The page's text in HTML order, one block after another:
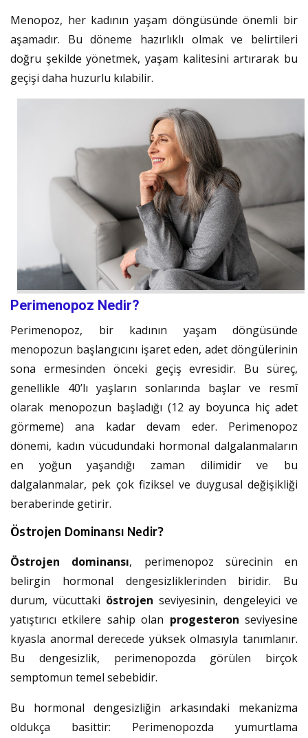
Menopoz, her kadının yaşam döngüsünde önemli bir
aşamadır. Bu döneme hazırlıklı olmak ve belirtileri
doğru şekilde yönetmek, yaşam kalitesini artırarak bu
geçişi daha huzurlu kılabilir.
Perimenopoz Nedir?
Perimenopoz, bir kadının yaşam döngüsünde
menopozun başlangıcını işaret eden, adet döngülerinin
sona ermesinden önceki geçiş evresidir. Bu süreç,
genellikle 40’lı yaşların sonlarında başlar ve resmî
olarak menopozun başladığı (12 ay boyunca hiç adet
görmeme) ana kadar devam eder. Perimenopoz
dönemi, kadın vücudundaki hormonal dalgalanmaların
en yoğun yaşandığı zaman dilimidir ve bu
dalgalanmalar, pek çok fiziksel ve duygusal değişikliği
beraberinde getirir.
Östrojen Dominansı Nedir?
Östrojen dominansı, perimenopoz sürecinin en
belirgin hormonal dengesizliklerinden biridir. Bu
durum, vücuttaki östrojen seviyesinin, dengeleyici ve
yatıştırıcı etkilere sahip olan progesteron seviyesine
kıyasla anormal derecede yüksek olmasıyla tanımlanır.
Bu dengesizlik, perimenopozda görülen birçok
semptomun temel sebebidir.
Bu hormonal dengesizliğin arkasındaki mekanizma
oldukça basittir: Perimenopozda yumurtlama